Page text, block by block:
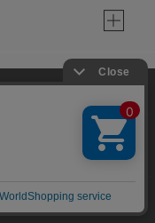
ンツの最適な提供、ト
用しています。
利用に同意したことも